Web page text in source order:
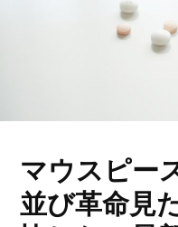
マウスピー
並び革命見